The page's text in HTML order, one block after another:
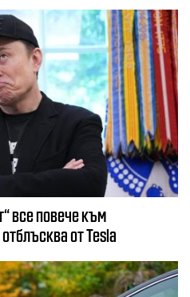
все повече към
от Tesla